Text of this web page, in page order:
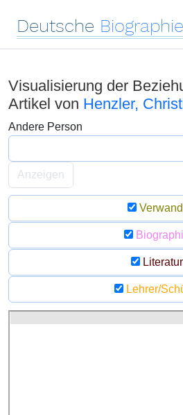
Deutsche Biographie
Visualisierung der
Artikel von Henzler,
Andere Person
Anzeigen
Literatur
Lehrer/